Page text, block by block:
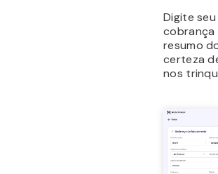
Digite
cobrança
resumo
certeza
nos